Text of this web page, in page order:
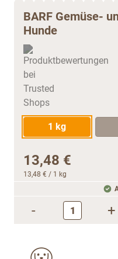
BARF Gemüse-
Hunde
1 kg
13,48 €
13,48 € / 1 kg
- +